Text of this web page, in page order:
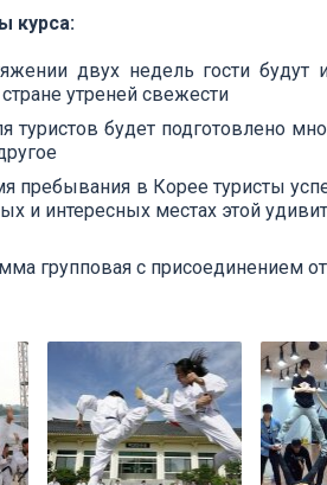
курса:
двух недель гости
утреней свежести
туристов будет подготовлено
пребывания в Корее туристы
и интересных местах этой
групповая с присоединением